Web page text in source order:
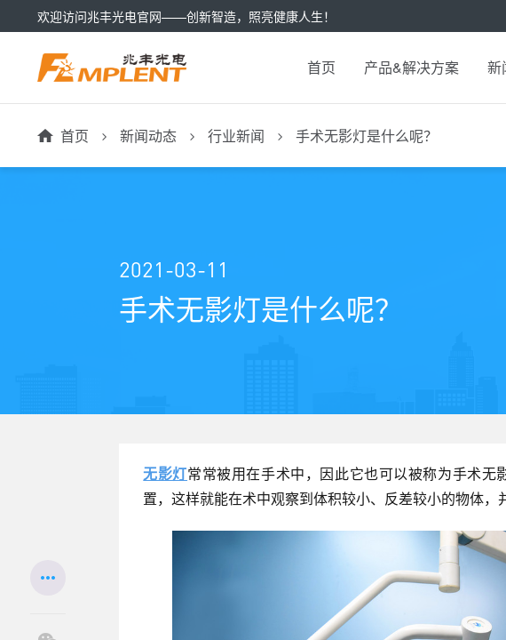
欢迎访问兆丰光电官网——创新智造，照亮健康人生！
首页 产品&解决方案 新
首页 新闻动态 行业新闻 手术无影灯是什么呢？
2021-03-11
手术无影灯是什么呢？
无影灯常常被用在手术中，因此它也可以被称为手术无
置，这样就能在术中观察到体积较小、反差较小的物体，